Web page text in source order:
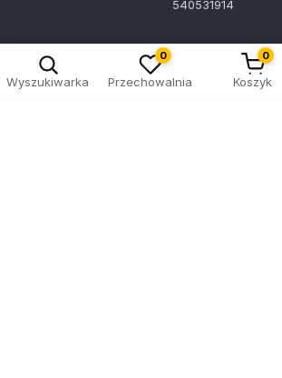
540531914
Wyszukiwarka
0
Przechowalnia
0
Koszyk